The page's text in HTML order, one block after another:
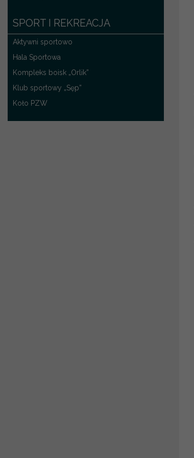
SPORT I REKREACJA
Aktywni sportowo
Hala Sportowa
Kompleks boisk „Orlik”
Klub sportowy „Sęp”
Koło PZW